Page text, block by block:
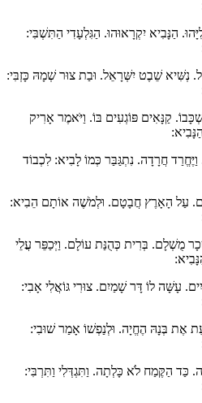
הַנָּבִיא יִקְרָאוּהוּ. הַגִּלְעָדִי הַתִּשְׁבִּי:
נְשִּׁיא שֵׁבֶט יִשְּׁרָאֵל. וּבַת צוּר שְׁמָהּ כָּזְבִּי:
קַנָּאִים פּוֹגְעִים בּוֹ. וַיֹּאמֶר אָרִיק
חֲרָדָה. נִתְגַּבַּר כְּמוֹ לָבִיא: לִכְבוֹד
עַל הָאָרֶץ חֲבָטָם. וּלְמֹשֶׁה אוֹתָם הֵבִיא:
מֻשְׁלָם. בְּרִית כְּהֻנַּת עוֹלָם. וַיְּכַפֵּר עֲלֵי
הַנָּבִיא:
עָשָּׁה לוֹ דָּר שָׁמַיִם. צוּרִי גּוֹאֲלִי אָבִי:
אֶת בְּנָהּ הֶחֱיָה. וּלְנַפְשׁוֹ אָמַר שׁוּבִי:
כַּד הַקֶּמַח לֹא כָּלְתָה. וַתִּגְדְּלִי וַתִּרְבִּי: